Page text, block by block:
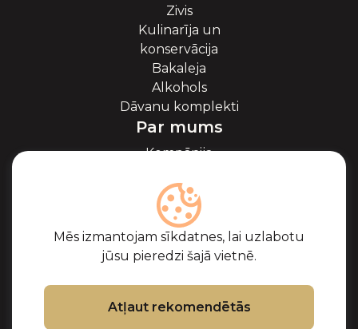
Mēs izmantojam sīkdatnes, lai uzlabotu
jūsu pieredzi šajā vietnē.
Atļaut rekomendētās
Zivis
Kulinarīja un
konservācija
Bakaleja
Alkohols
Dāvanu komplekti
Par mums
Kompānija
Blogs
Sadarbība
Partneri
Sertifikāti
Biežāk uzdotie
jautājumi
Atbalsts